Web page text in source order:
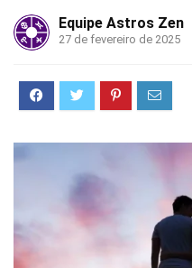
Equipe Astros Zen
27 de fevereiro de 2025